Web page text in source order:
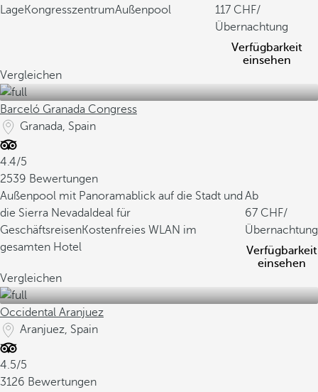
LageKongresszentrumAußenpool
117
/
Übernachtung
Verfügbarkeit
einsehen
Vergleichen
Barceló Granada Congress
Granada, Spain
4.4/5
2539 Bewertungen
Außenpool mit Panoramablick auf die Stadt und
die Sierra Nevada Ideal für
GeschäftsreisenKostenfreies WLAN im
gesamten Hotel
Ab
67
/
Übernachtung
Verfügbarkeit
einsehen
Vergleichen
Occidental Aranjuez
Aranjuez, Spain
4.5/5
3126 Bewertungen